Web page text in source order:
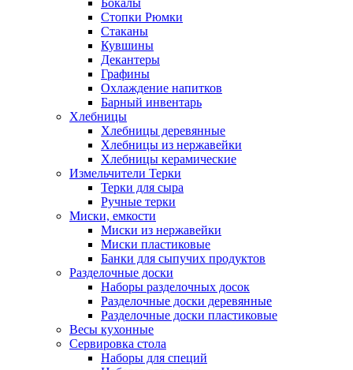
Бокалы
Стопки Рюмки
Стаканы
Кувшины
Декантеры
Графины
Охлаждение напитков
Барный инвентарь
Хлебницы
Хлебницы деревянные
Хлебницы из нержавейки
Хлебницы керамические
Измельчители Терки
Терки для сыра
Ручные терки
Миски, емкости
Миски из нержавейки
Миски пластиковые
Банки для сыпучих продуктов
Разделочные доски
Наборы разделочных досок
Разделочные доски деревянные
Разделочные доски пластиковые
Весы кухонные
Сервировка стола
Наборы для специй